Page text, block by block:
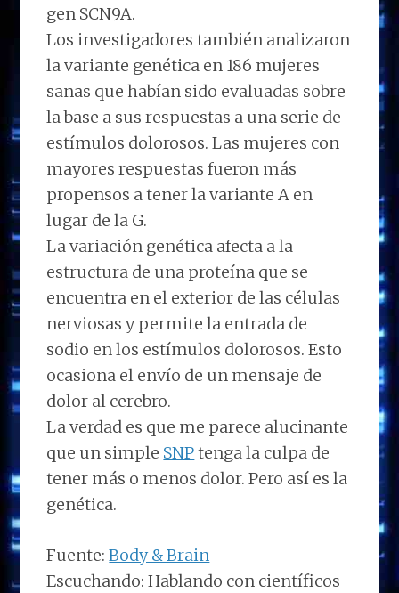
gen SCN9A.
Los investigadores también analizaron
la variante genética en 186 mujeres
sanas que habían sido evaluadas sobre
la base a sus respuestas a una serie de
estímulos dolorosos. Las mujeres con
mayores respuestas fueron más
propensos a tener la variante A en
lugar de la G.
La variación genética afecta a la
estructura de una proteína que se
encuentra en el exterior de las células
nerviosas y permite la entrada de
sodio en los estímulos dolorosos. Esto
ocasiona el envío de un mensaje de
dolor al cerebro.
La verdad es que me parece alucinante
que un simple SNPtenga la culpa de
tener más o menos dolor. Pero así es la
genética.
Fuente:Body & Brain
Escuchando: Hablando con científicos